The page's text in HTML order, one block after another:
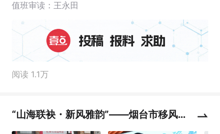
值班审读：王永田
阅读 1.1万
“山海联袂・新风雅韵”——烟台市移风易
俗主题宣传活动专题报道